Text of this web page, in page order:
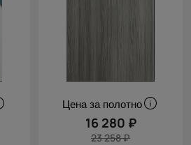
Цена за полотно
16 280 ₽
23 258 ₽